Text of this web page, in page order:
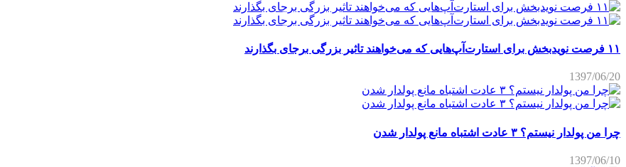
۱۱ فرصت نویدبخش برای استارت‌آپ‌هایی که می‌خواهند تاثیر بزرگی برجای بگذارند
1397/06/20
چرا من پولدار نیستم؟ ۳ عادت اشتباه مانع پولدار شدن
1397/06/10